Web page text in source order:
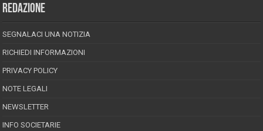
REDAZIONE
SEGNALACI UNA NOTIZIA
RICHIEDI INFORMAZIONI
PRIVACY POLICY
NOTE LEGALI
NEWSLETTER
INFO SOCIETARIE